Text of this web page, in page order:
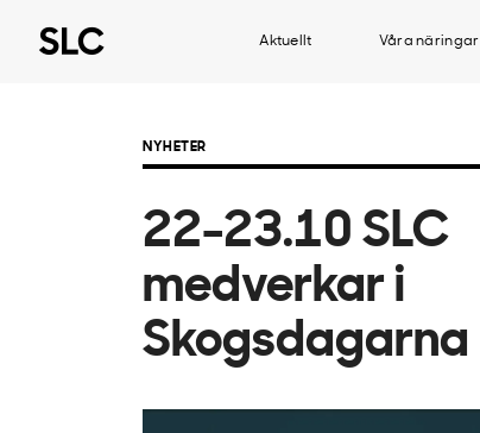
Aktuellt Våra näringar
NYHETER
22-23.10 SLC
medverkar i
Skogsdagarna